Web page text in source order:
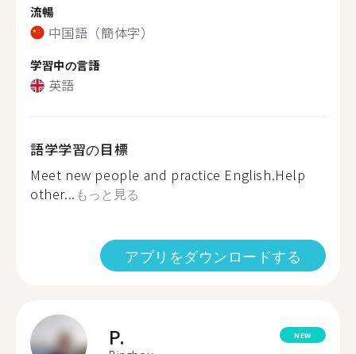
流暢
中国語（簡体字）
学習中の言語
英語
語学学習の目標
Meet new people and practice English.Help
other... もっと見る
アプリをダウンロードする
P. NEW